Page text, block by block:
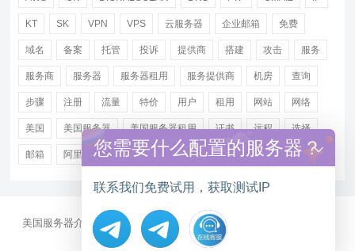
KT SK VPN VPS 云服务器 企业邮箱 免费
域名 备案 托管 投诉 提供商 搭建 攻击 服务
服务商 服务器 服务器租用 服务提供商 机房 查询
步骤 注册 流量 特价 用户 租用 网站 网络
美国 美国服务器 美国服务器租用 证书 远程 选择
邮箱 阿里 香港服务器租用
美国服务器介绍 美国CN2服务器 站群多IP服务器
大带宽服务器
服务器资讯
您需要什么配置的服务器？
联系我们免费试用，获取测试IP